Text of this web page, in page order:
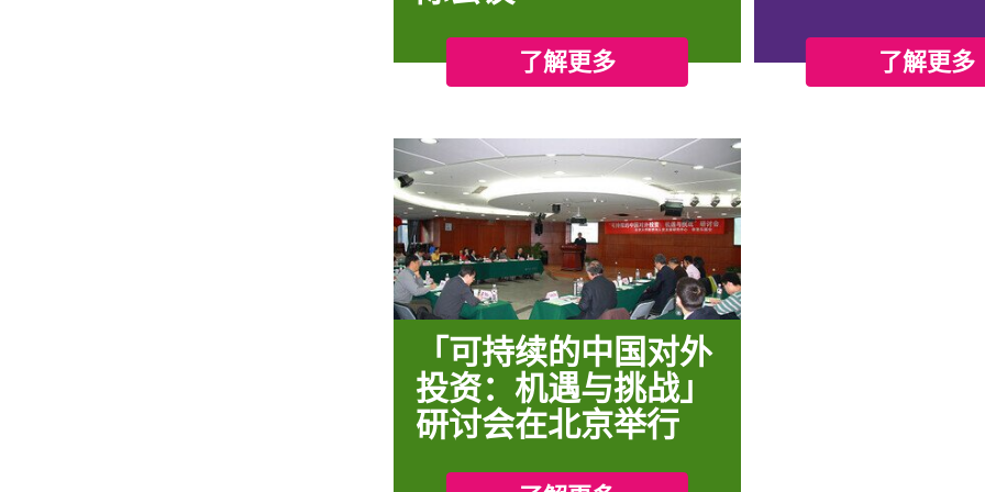
了解更多 了解更多
「可持续的中国对外
投资：机遇与挑战」
研讨会在北京举行